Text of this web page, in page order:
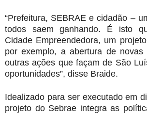
“Prefeitura, SEBRAE e cidadão –
todos saem ganhando. É isto
Cidade Empreendedora, um
por exemplo, a abertura de novas
outras ações que façam de São
oportunidades”, disse Braide.
Idealizado para ser executado em
projeto do Sebrae integra as